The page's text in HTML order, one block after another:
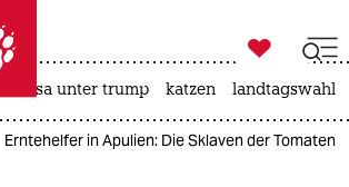
 taz zahl ich
taz zahl ich

taz zahl ich
usa unter trump katzen landtagswahl
Erntehelfer in Apulien: Die Sklaven der Tomaten